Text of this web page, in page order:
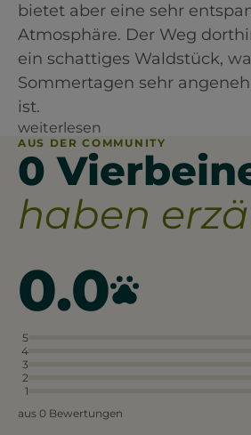
bietet aber eine sehr
Atmosphäre. Der Weg
ein schattiges Waldstück,
Sommertagen sehr
ist.
weiterlesen
AUS DER COMMUNITY
0
haben
0.0
5
4
3
2
1
aus 0 Bewertungen